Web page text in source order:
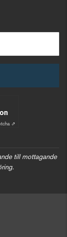
⇗
till mottagande